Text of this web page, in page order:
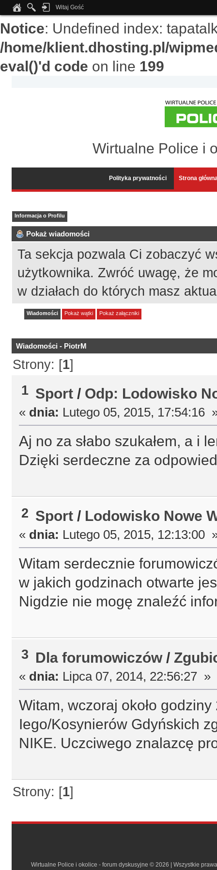
Notice: Undefined index:
/home/klient.dhosting.pl/
eval()'d code on line 199
Witaj Gość
Wirtualne Police i
Polityka prywatności Strona
Informacja o Profilu
Pokaż wiadomości
Ta sekcja pozwala Ci zobaczyć
użytkownika. Zwróć uwagę, że
w działach do których masz
Wiadomości Pokaż wątki Pokaż załączniki
Wiadomości - PiotrM
Strony: [1]
1 Sport / Odp: Lodowisko
« dnia: Lutego 05, 2015, 17:54:16
Aj no za słabo szukałem, a i
Dzięki serdeczne za
2 Sport / Lodowisko Nowe
« dnia: Lutego 05, 2015, 12:13:00
Witam serdecznie
w jakich godzinach otwarte
Nigdzie nie mogę znaleźć
3 Dla forumowiczów/
« dnia: Lipca 07, 2014, 22:56:27 »
Witam, wczoraj około
Iego/Kosynierów Gdyńskich
NIKE. Uczciwego znalazcę
Strony: [1]
Wirtualne Police i okolice - forum dyskusyjne © 2026 | Wszystkie